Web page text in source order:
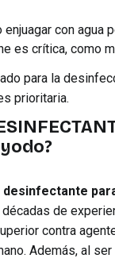
con agua
es crítica, como
para la
prioritaria.
desinfectante
de
contra
Además, al